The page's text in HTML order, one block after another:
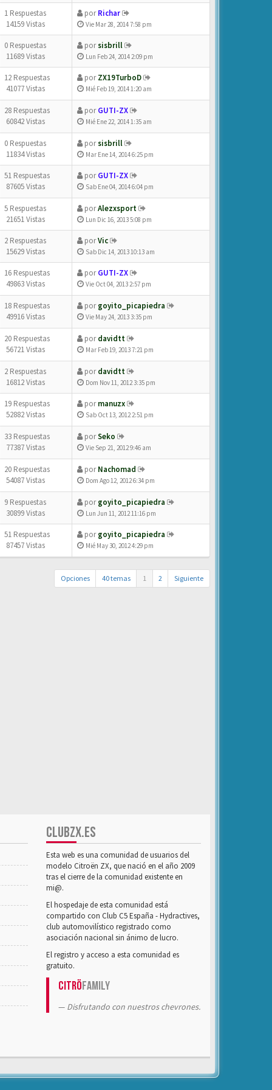
1 Respuestas
14159 Vistas
porRichar
Vie Mar 28, 2014 7:58 pm
0 Respuestas
11689 Vistas
porsisbrill
Lun Feb 24, 2014 2:09 pm
12 Respuestas
41077 Vistas
porZX19TurboD
Mié Feb 19, 2014 1:20 am
28 Respuestas
60842 Vistas
porGUTI-ZX
Mié Ene 22, 2014 1:35 am
0 Respuestas
11834 Vistas
porsisbrill
Mar Ene 14, 2014 6:25 pm
51 Respuestas
87605 Vistas
porGUTI-ZX
Sab Ene 04, 2014 6:04 pm
5 Respuestas
21651 Vistas
porAlezxsport
Lun Dic 16, 2013 5:08 pm
2 Respuestas
15629 Vistas
porVic
Sab Dic 14, 2013 10:13 am
16 Respuestas
49863 Vistas
porGUTI-ZX
Vie Oct 04, 2013 2:57 pm
18 Respuestas
49916 Vistas
porgoyito_picapiedra
Vie May 24, 2013 3:35 pm
20 Respuestas
56721 Vistas
pordavidtt
Mar Feb 19, 2013 7:21 pm
2 Respuestas
16812 Vistas
pordavidtt
Dom Nov 11, 2012 3:35 pm
19 Respuestas
52882 Vistas
pormanuzx
Sab Oct 13, 2012 2:51 pm
33 Respuestas
77387 Vistas
porSeko
Vie Sep 21, 2012 9:46 am
20 Respuestas
54087 Vistas
porNachomad
Dom Ago 12, 2012 6:34 pm
9 Respuestas
30899 Vistas
porgoyito_picapiedra
Lun Jun 11, 2012 11:16 pm
51 Respuestas
87457 Vistas
porgoyito_picapiedra
Mié May 30, 2012 4:29 pm
Opciones 40 temas 1 2 Siguiente
CLUBZX.ES
Esta web es una comunidad de usuarios del
modelo Citroën ZX, que nació en el año 2009
tras el cierre de la comunidad existente en
mi@.
El hospedaje de esta comunidad está
compartido con Club C5 España - Hydractives,
club automovilístico registrado como
asociación nacional sin ánimo de lucro.
El registro y acceso a esta comunidad es
gratuito.
CitröFamily
Disfrutando con nuestros chevrones.